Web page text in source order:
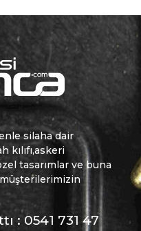
silaha dair
kılıfı,askeri
tasarımlar ve buna
: 0541 731 47